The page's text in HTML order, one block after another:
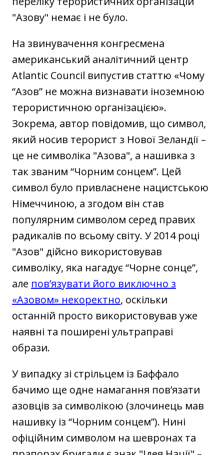
"‎Азову" немає і не було.
На звинувачення конгресмена
американський аналітичний центр
Atlantic Council випустив статтю «Чому
“Азов” не можна визнавати іноземною
терористичною організацією».
Зокрема, автор повідомив, що символ,
який носив терорист з Нової Зеландії –
це не символіка "‎Азова", а нашивка з
так званим “Чорним сонцем”. Цей
символ було привласнене нацистською
Німеччиною, а згодом він став
популярним символом серед правих
радикалів по всьому світу. У 2014 році
"‎Азов"‎ дійсно використовував
символіку, яка нагадує “Чорне сонце”,
але пов’язувати його виключно з
«Азовом» некоректно, оскільки
останній просто використовував уже
наявні та поширені ультраправі
образи.
У випадку зі стрільцем із Баффало
бачимо ще одне намагання пов’язати
азовців за символікою (злочинець мав
нашивку із “Чорним сонцем”). Нині
офіційним символом на шевронах та